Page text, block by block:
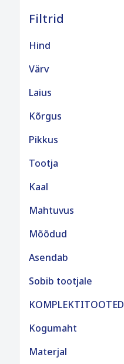
Filtrid
Hind
€1500 ja rohkem
Värv
Laius
Kõrgus
Pikkus
Tootja
Kaal
Mahtuvus
Mõõdud
Asendab
Sobib tootjale
KOMPLEKTITOOTED
Kogumaht
Materjal